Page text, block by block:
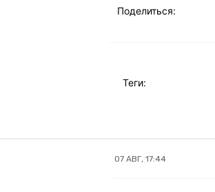
Поделиться:
Теги:
07 АВГ, 17:44